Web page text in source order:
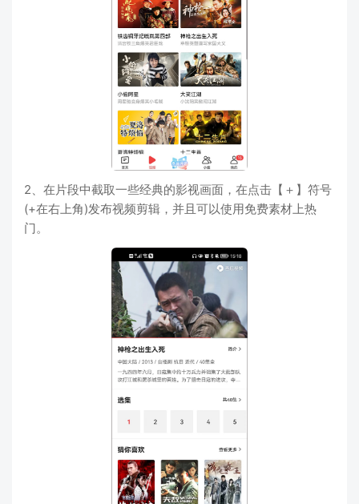
2、在片段中截取一些经典的影视画面，在点击【＋】符号
(+在右上角)发布视频剪辑，并且可以使用免费素材上热
门。